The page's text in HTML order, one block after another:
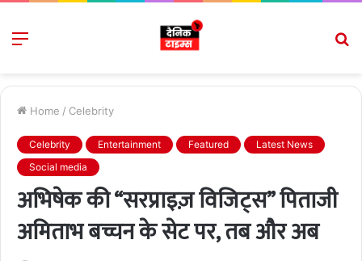
Menu
Home / Celebrity
Celebrity Entertainment Featured
Latest News
Social media
अभिषेक की “सरप्राइज़ विजिट्स” पिताजी
अमिताभ बच्चन के सेट पर, तब और अब